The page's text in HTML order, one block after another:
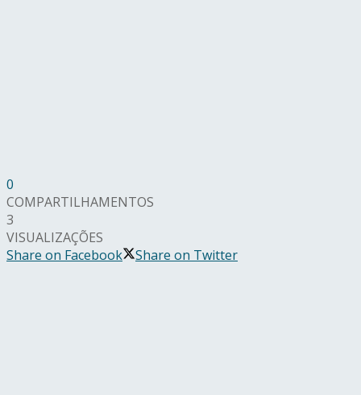
0
COMPARTILHAMENTOS
3
VISUALIZAÇÕES
Share on Facebook
Share on Twitter